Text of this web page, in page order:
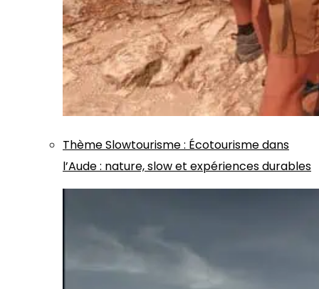
ThèmeSlowtourisme: Écotourisme dans
l’Aude : nature, slow et expériences durables